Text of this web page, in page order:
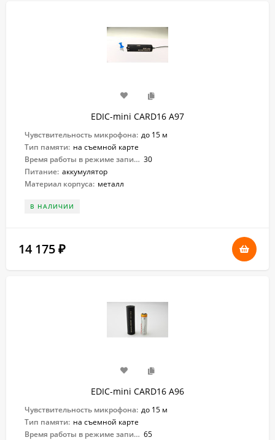
EDIC-mini CARD16 A97
Чувствительность микрофона: до 15 м
Тип памяти: на съемной карте
Время работы в режиме записи: 30
Питание: аккумулятор
Материал корпуса: металл
В НАЛИЧИИ
14 175 ₽
EDIC-mini CARD16 A96
Чувствительность микрофона: до 15 м
Тип памяти: на съемной карте
Время работы в режиме записи: 65